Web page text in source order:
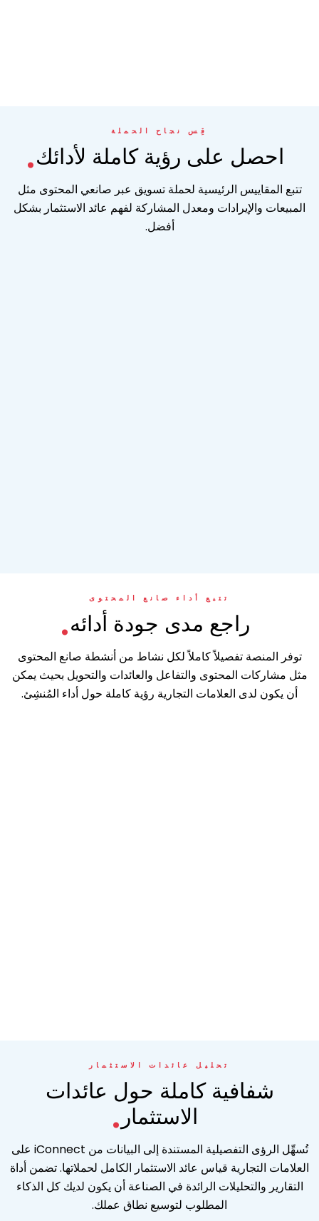
قِس نجاح الحملة
احصل على رؤية كاملة لأدائك.
تتبع المقاييس الرئيسية لحملة تسويق عبر صانعي المحتوى مثل
المبيعات والإيرادات ومعدل المشاركة لفهم عائد الاستثمار بشكل
أفضل.
تتبع أداء صانع المحتوى
راجع مدى جودة أدائه.
توفر المنصة تفصيلاً كاملاً لكل نشاط من أنشطة صانع المحتوى
مثل مشاركات المحتوى والتفاعل والعائدات والتحويل بحيث يمكن
أن يكون لدى العلامات التجارية رؤية كاملة حول أداء المُنشِئ.
تحليل عائدات الاستثمار
شفافية كاملة حول عائدات
الاستثمار.
تُسهِّل الرؤى التفصيلية المستندة إلى البيانات من iConnect على
العلامات التجارية قياس عائد الاستثمار الكامل لحملاتها. تضمن أداة
التقارير والتحليلات الرائدة في الصناعة أن يكون لديك كل الذكاء
المطلوب لتوسيع نطاق عملك.